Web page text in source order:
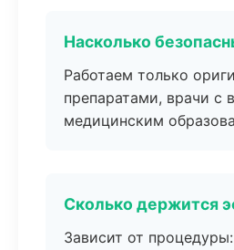
Насколько
Работаем только
препаратами, врачи с
медицинским
Сколько держится
Зависит от